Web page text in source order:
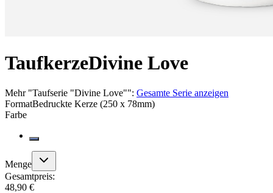
TaufkerzeDivine Love
Mehr"Taufserie "Divine Love"": Gesamte Serie anzeigen
FormatBedruckte Kerze (250 x 78mm)
Farbe
Menge
Gesamtpreis:
48,90 €